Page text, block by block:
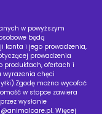
w powyższym
będą
konta i jego prowadzenia,
prowadzenia
produktach, ofertach i
wyrażenia chęci
można wycofać
w stopce zawiera
wysłanie
. Więcej